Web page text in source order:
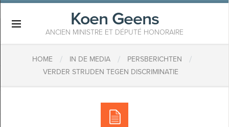
Koen Geens
ANCIEN MINISTRE ET DÉPUTÉ HONORAIRE
HOME / IN DE MEDIA / PERSBERICHTEN /
VERDER STRIJDEN TEGEN DISCRIMINATIE